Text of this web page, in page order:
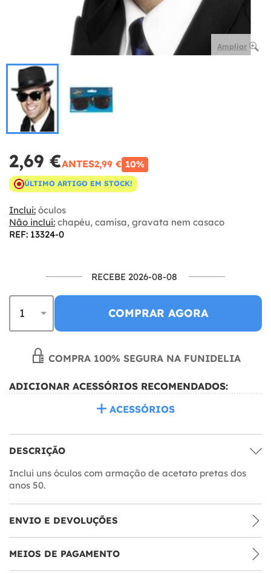
Ampliar
2,69 €ANTES2,99 € 10%
ÚLTIMO ARTIGO EM STOCK!
Inclui: óculos
Não inclui: chapéu, camisa, gravata nem casaco
REF: 13324-0
RECEBE 2026-08-08
COMPRAR AGORA
COMPRA 100% SEGURA NA FUNIDELIA
ADICIONAR ACESSÓRIOS RECOMENDADOS:
ACESSÓRIOS
DESCRIÇÃO
Inclui uns óculos com armação de acetato pretas dos
anos 50.
ENVIO E DEVOLUÇÕES
MEIOS DE PAGAMENTO